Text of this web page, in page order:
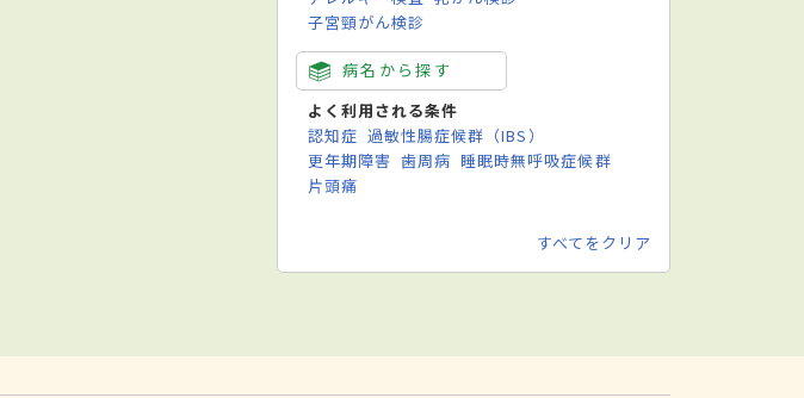
子宮頸がん検診
病名から探す
よく利用される条件
認知症 過敏性腸症候群（IBS）
更年期障害 歯周病 睡眠時無呼吸症候群
片頭痛
すべてをクリア